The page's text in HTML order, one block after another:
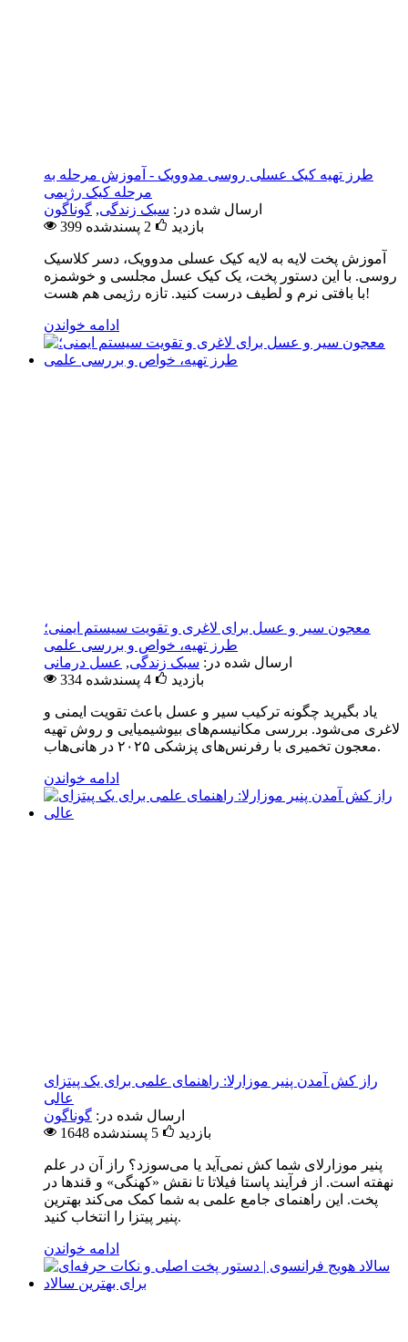
طرز تهیه کیک عسلی روسی مدوویک - آموزش مرحله به
مرحله کیک رژیمی
ارسال شده در: سبک زندگی, گوناگون
399 بازدید
2 پسندشده
آموزش پخت لایه به لایه کیک عسلی مدوویک، دسر کلاسیک
روسی. با این دستور پخت، یک کیک عسل مجلسی و خوشمزه
با بافتی نرم و لطیف درست کنید. تازه رژیمی هم هست!
ادامه خواندن
معجون سیر و عسل برای لاغری و تقویت سیستم ایمنی؛
طرز تهیه، خواص و بررسی علمی
ارسال شده در: سبک زندگی, عسل درمانی
334 بازدید
4 پسندشده
یاد بگیرید چگونه ترکیب سیر و عسل باعث تقویت ایمنی و
لاغری می‌شود. بررسی مکانیسم‌های بیوشیمیایی و روش تهیه
معجون تخمیری با رفرنس‌های پزشکی ۲۰۲۵ در هانی‌هاب.
ادامه خواندن
راز کش آمدن پنیر موزارلا: راهنمای علمی برای یک پیتزای
عالی
ارسال شده در: گوناگون
1648 بازدید
5 پسندشده
پنیر موزارلای شما کش نمی‌آید یا می‌سوزد؟ راز آن در علم
نهفته است. از فرآیند پاستا فیلاتا تا نقش «کهنگی» و قندها در
پخت. این راهنمای جامع علمی به شما کمک می‌کند بهترین
پنیر پیتزا را انتخاب کنید.
ادامه خواندن